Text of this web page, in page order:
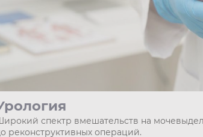
спектр вмешательств на
реконструктивных операций.